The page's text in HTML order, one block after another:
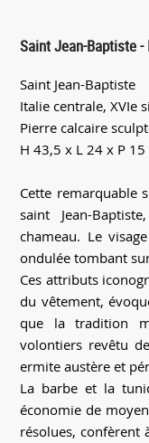
Saint Jean-Baptiste
Saint Jean-Baptiste
Italie centrale, XVIe
Pierre calcaire
H 43,5 x L 24 x P 15
Cette remarquable
saint Jean-
chameau. Le
ondulée tombant
Ces attributs
du vêtement,
que la tradition
volontiers revêtu
ermite austère et
La barbe et la
économie de
résolues, confèrent